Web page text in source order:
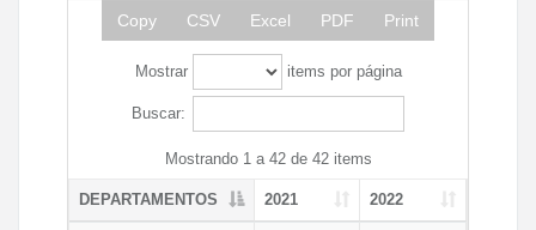
Copy CSV Excel PDF Print
Mostrar items por página
Buscar:
Mostrando 1 a 42 de 42 items
DEPARTAMENTOS 2021 2022